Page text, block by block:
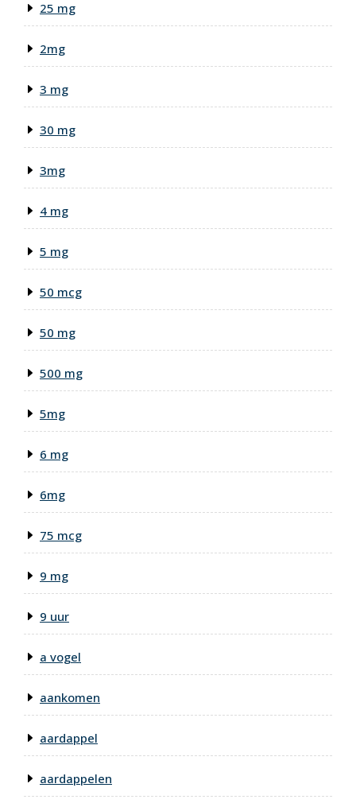
25 mg
2mg
3 mg
30 mg
3mg
4 mg
5 mg
50 mcg
50 mg
500 mg
5mg
6 mg
6mg
75 mcg
9 mg
9 uur
a vogel
aankomen
aardappel
aardappelen